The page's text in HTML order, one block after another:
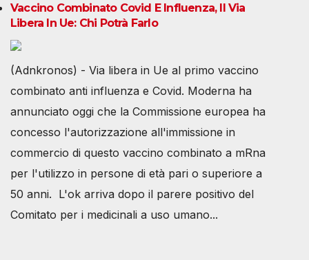
Vaccino Combinato Covid E Influenza, Il Via
Libera In Ue: Chi Potrà Farlo
(Adnkronos) - Via libera in Ue al primo vaccino
combinato anti influenza e Covid. Moderna ha
annunciato oggi che la Commissione europea ha
concesso l'autorizzazione all'immissione in
commercio di questo vaccino combinato a mRna
per l'utilizzo in persone di età pari o superiore a
50 anni. L'ok arriva dopo il parere positivo del
Comitato per i medicinali a uso umano...